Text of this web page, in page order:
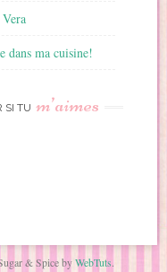
dans ma cuisine!
SI TU m’aimes
& Spice byWebTuts.